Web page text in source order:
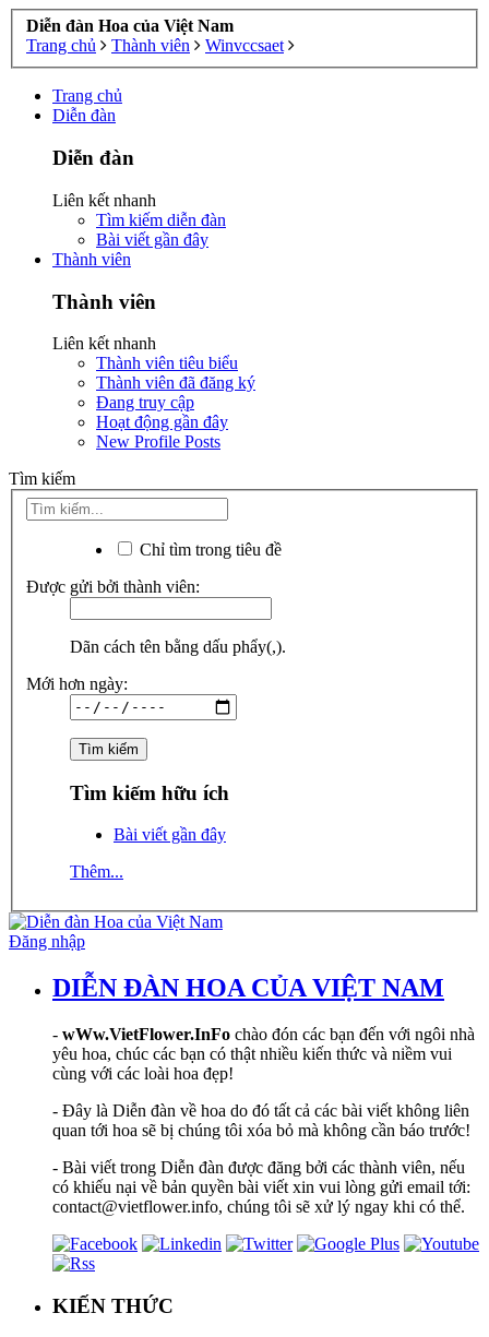
Diễn đàn Hoa của Việt Nam
Trang chủ
Thành viên Winvccsaet
Trang chủ
Diễn đàn
Diễn đàn
Liên kết nhanh
Tìm kiếm diễn đàn
Bài viết gần đây
Thành viên
Thành viên
Liên kết nhanh
Thành viên tiêu biểu
Thành viên đã đăng ký
Đang truy cập
Hoạt động gần đây
New Profile Posts
Tìm kiếm
Chỉ tìm trong tiêu đề
Được gửi bởi thành viên:
Dãn cách tên bằng dấu phẩy(,).
Mới hơn ngày:
Tìm kiếm hữu ích
Bài viết gần đây
Thêm...
Đăng nhập
DIỄN ĐÀN HOA CỦA VIỆT NAM
- wWw.VietFlower.InFo chào đón các bạn đến với ngôi nhà
yêu hoa, chúc các bạn có thật nhiều kiến thức và niềm vui
cùng với các loài hoa đẹp!
- Đây là Diễn đàn về hoa do đó tất cả các bài viết không liên
quan tới hoa sẽ bị chúng tôi xóa bỏ mà không cần báo trước!
- Bài viết trong Diễn đàn được đăng bởi các thành viên, nếu
có khiếu nại về bản quyền bài viết xin vui lòng gửi email tới:
contact@vietflower.info, chúng tôi sẽ xử lý ngay khi có thể.
KIẾN THỨC